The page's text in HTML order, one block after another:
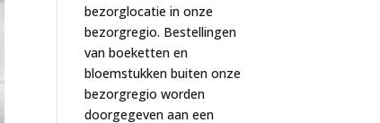
bezorglocatie in onze
bezorgregio. Bestellingen
van boeketten en
bloemstukken buiten onze
bezorgregio worden
doorgegeven aan een